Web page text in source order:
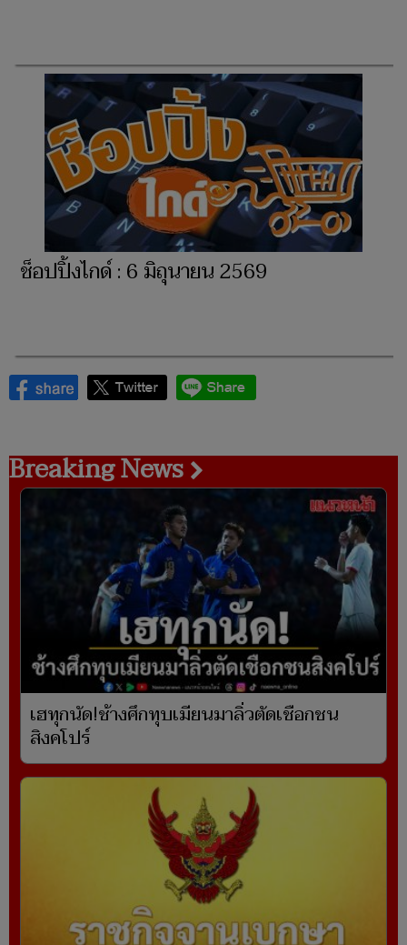
ช็อปปิ้งไกด์ : 6 มิถุนายน 2569
Breaking News
เฮทุกนัด!ช้างศึกทุบเมียนมาลิ่วตัดเชือกชน
สิงคโปร์